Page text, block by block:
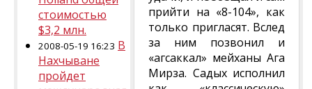
стоимостью
$3,2 млн.
2008-05-19 16:23 В
Нахчыване
пройдет
прийти на «8-104», как
только пригласят. Вслед
за ним позвонил и
«агсаккал» мейханы Ага
Мирза. Садых исполнил